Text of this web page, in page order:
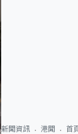
新聞資訊 港聞 首